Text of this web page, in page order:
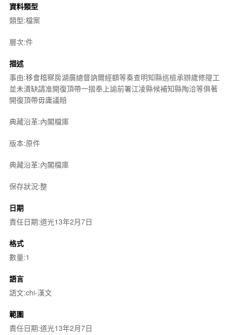
資料類型
類型:檔案
層次:件
描述
事由:移會稽察房湖廣總督訥爾經額等奏查明知縣巡檢承辦歲修隄工
並未潰缺請准開復頂帶一摺奉上諭前署江凌縣候補知縣陶洽等俱著
開復頂帶毋庸議賠
典藏沿革:內閣檔庫
版本:原件
典藏沿革:內閣檔庫
保存狀況:整
日期
責任日期:道光13年2月7日
格式
數量:1
語言
語文:chi-漢文
範圍
責任日期:道光13年2月7日